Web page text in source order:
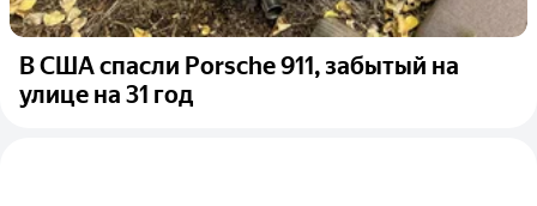
В США спасли Porsche 911, забытый на
улице на 31 год